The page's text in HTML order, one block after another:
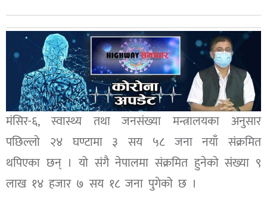
मंसिर-६, स्वास्थ्य तथा जनसंख्या मन्त्रालयका अनुसार
पछिल्लो २४ घण्टामा ३ सय ५८ जना नयाँ संक्रमित
थपिएका छन् । यो संगै नेपालमा संक्रमित हुनेको संख्या ९
लाख १४ हजार ७ सय १८ जना पुगेको छ ।